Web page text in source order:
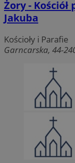
Żory -
Jakuba
Kościoły i Parafie
Garncarska, 44-